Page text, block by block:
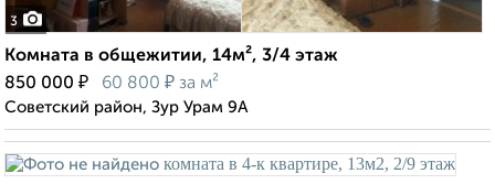
3
Комната в общежитии, 14м², 3/4 этаж
850 000 ₽ 60 800 ₽ за м²
Советский район, Зур Урам 9А